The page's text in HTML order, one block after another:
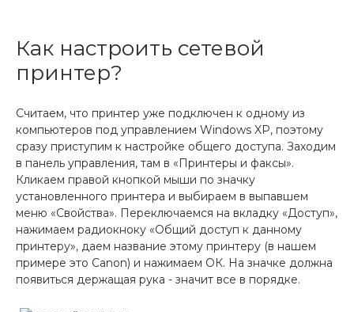
Как настроить сетевой
принтер?
Считаем, что принтер уже подключен к одному из
компьютеров под управлением Windows XP, поэтому
сразу приступим к настройке общего доступа. Заходим
в панель управления, там в «Принтеры и факсы».
Кликаем правой кнопкой мыши по значку
установленного принтера и выбираем в выпавшем
меню «Свойства». Переключаемся на вкладку «Доступ»,
нажимаем радиокноку «Общий доступ к данному
принтеру», даем название этому принтеру (в нашем
примере это Canon) и нажимаем ОК. На значке должна
появиться держащая рука - значит все в порядке.